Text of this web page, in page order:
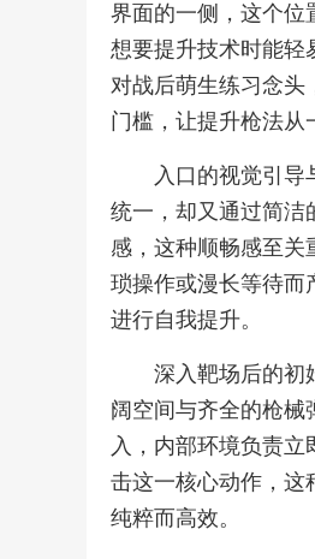
界面的一侧，这个位
想要提升技术时能轻
对战后萌生练习念头
门槛，让提升枪法从
入口的视觉引导
统一，却又通过简洁
感，这种顺畅感至关
琐操作或漫长等待而
进行自我提升。
深入靶场后的初
阔空间与齐全的枪械
入，内部环境负责
击这一核心动作，这
纯粹而高效。